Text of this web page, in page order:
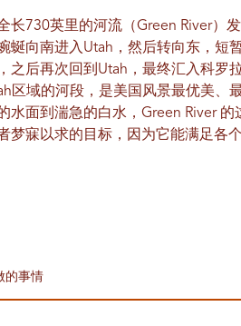
长730英里的河流（Green River）
蜒向南进入Utah，然后转向东，短
之后再次回到Utah，最终汇入科罗
区域的河段，是美国风景最优美、
水面到湍急的白水，Green River
梦寐以求的目标，因为它能满足各
的事情